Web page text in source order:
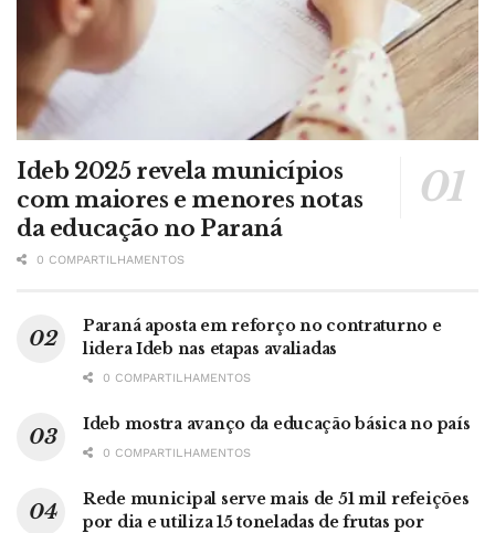
Ideb 2025 revela municípios
com maiores e menores notas
da educação no Paraná
0 COMPARTILHAMENTOS
Paraná aposta em reforço no contraturno e
lidera Ideb nas etapas avaliadas
0 COMPARTILHAMENTOS
Ideb mostra avanço da educação básica no país
0 COMPARTILHAMENTOS
Rede municipal serve mais de 51 mil refeições
por dia e utiliza 15 toneladas de frutas por